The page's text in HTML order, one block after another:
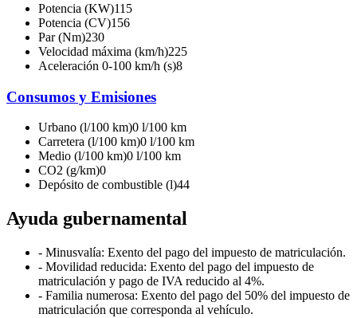
Potencia (KW)115
Potencia (CV)156
Par (Nm)230
Velocidad máxima (km/h)225
Aceleración 0-100 km/h (s)8
Consumos y Emisiones
Urbano (l/100 km)0 l/100 km
Carretera (l/100 km)0 l/100 km
Medio (l/100 km)0 l/100 km
CO2 (g/km)0
Depósito de combustible (l)44
Ayuda gubernamental
- Minusvalía: Exento del pago del impuesto de matriculación.
- Movilidad reducida: Exento del pago del impuesto de
matriculación y pago de IVA reducido al 4%.
- Familia numerosa: Exento del pago del 50% del impuesto de
matriculación que corresponda al vehículo.